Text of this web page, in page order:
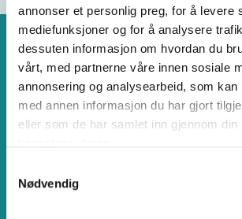
annonser et personlig preg, for å levere
mediefunksjoner og for å analysere
dessuten informasjon om hvordan du
vårt, med partnerne våre innen sosiale
annonsering og analysearbeid, som kan
med annen informasjon du har gjort
eller som de har samlet inn gjennom din
Nødvendig
Klatring